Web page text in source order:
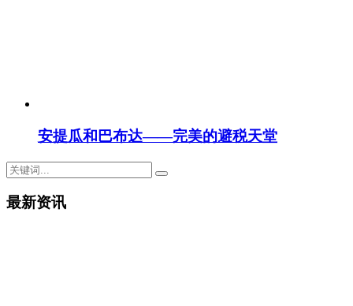
安提瓜和巴布达——完美的避税天堂
最新资讯